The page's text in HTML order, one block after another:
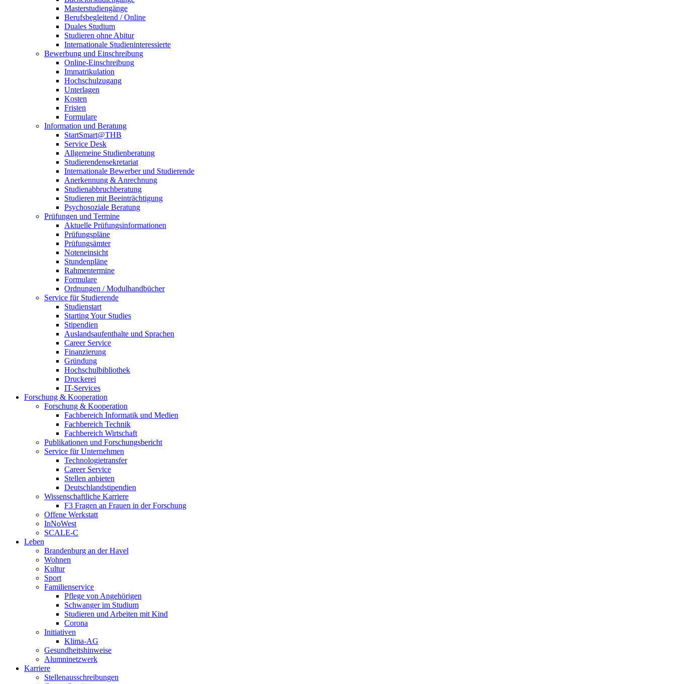
Masterstudiengänge
Berufsbegleitend / Online
Duales Studium
Studieren ohne Abitur
Internationale Studieninteressierte
Bewerbung und Einschreibung
Online-Einschreibung
Immatrikulation
Hochschulzugang
Unterlagen
Kosten
Fristen
Formulare
Information und Beratung
StartSmart@THB
Service Desk
Allgemeine Studienberatung
Studierendensekretariat
Internationale Bewerber und Studierende
Anerkennung & Anrechnung
Studienabbruchberatung
Studieren mit Beeinträchtigung
Psychosoziale Beratung
Prüfungen und Termine
Aktuelle Prüfungsinformationen
Prüfungspläne
Prüfungsämter
Noteneinsicht
Stundenpläne
Rahmentermine
Formulare
Ordnungen / Modulhandbücher
Service für Studierende
Studienstart
Starting Your Studies
Stipendien
Auslandsaufenthalte und Sprachen
Career Service
Finanzierung
Gründung
Hochschulbibliothek
Druckerei
IT-Services
Forschung & Kooperation
Forschung & Kooperation
Fachbereich Informatik und Medien
Fachbereich Technik
Fachbereich Wirtschaft
Publikationen und Forschungsbericht
Service für Unternehmen
Technologietransfer
Career Service
Stellen anbieten
Deutschlandstipendien
Wissenschaftliche Karriere
F3 Fragen an Frauen in der Forschung
Offene Werkstatt
InNoWest
SCALE-C
Leben
Brandenburg an der Havel
Wohnen
Kultur
Sport
Familienservice
Pflege von Angehörigen
Schwanger im Studium
Studieren und Arbeiten mit Kind
Corona
Initiativen
Klima-AG
Gesundheitshinweise
Alumninetzwerk
Karriere
Stellenausschreibungen